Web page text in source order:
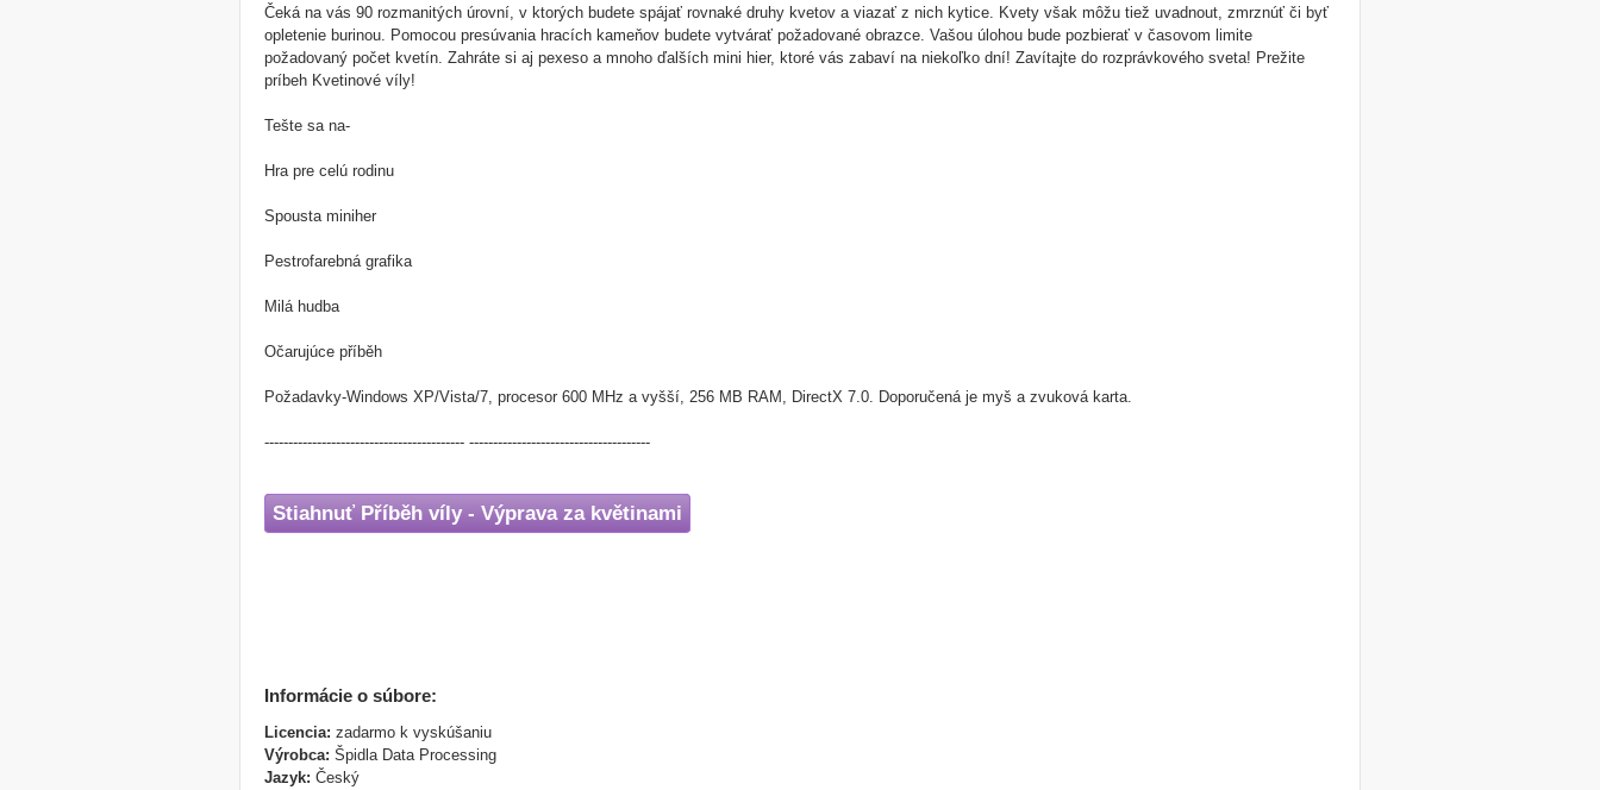
Čeká na vás 90 rozmanitých úrovní, v ktorých budete spájať rovnaké druhy kvetov a viazať z nich kytice. Kvety však môžu tiež uvadnout, zmrznúť či byť
opletenie burinou. Pomocou presúvania hracích kameňov budete vytvárať požadované obrazce. Vašou úlohou bude pozbierať v časovom limite
požadovaný počet kvetín. Zahráte si aj pexeso a mnoho ďalších mini hier, ktoré vás zabaví na niekoľko dní! Zavítajte do rozprávkového sveta! Prežite
príbeh Kvetinové víly!
Tešte sa na-
Hra pre celú rodinu
Spousta miniher
Pestrofarebná grafika
Milá hudba
Očarujúce příběh
Požadavky-Windows XP/Vista/7, procesor 600 MHz a vyšší, 256 MB RAM, DirectX 7.0. Doporučená je myš a zvuková karta.
------------------------------------------ --------------------------------------
Stiahnuť Příběh víly - Výprava za květinami
Informácie o súbore:
Licencia: zadarmo k vyskúšaniu
Výrobca: Špidla Data Processing
Jazyk: Český